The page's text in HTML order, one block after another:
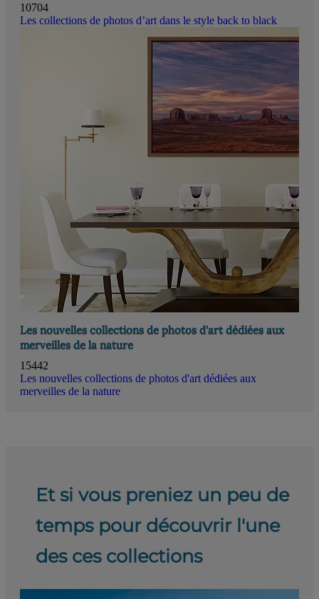
10704
Les collections de photos d’art dans le style back to black
Les nouvelles collections de photos d'art dédiées aux
merveilles de la nature
15442
Les nouvelles collections de photos d'art dédiées aux
merveilles de la nature
Et si vous preniez un peu de
temps pour découvrir l'une
des ces collections